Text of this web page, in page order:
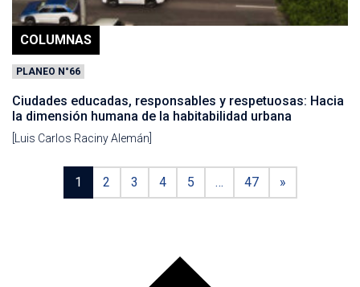
COLUMNAS
PLANEO N°66
Ciudades educadas, responsables y respetuosas: Hacia
la dimensión humana de la habitabilidad urbana
[Luis Carlos Raciny Alemán]
1 2 3 4 5 … 47 »